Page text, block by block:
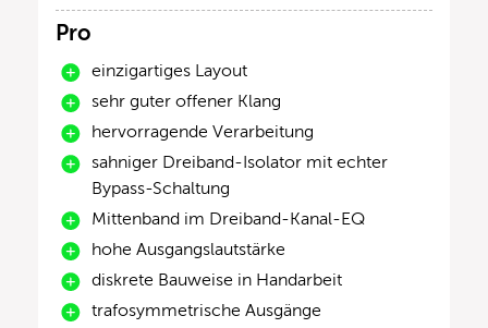
Pro
einzigartiges Layout
sehr guter offener Klang
hervorragende Verarbeitung
sahniger Dreiband-Isolator mit echter
Bypass-Schaltung
Mittenband im Dreiband-Kanal-EQ
hohe Ausgangslautstärke
diskrete Bauweise in Handarbeit
trafosymmetrische Ausgänge